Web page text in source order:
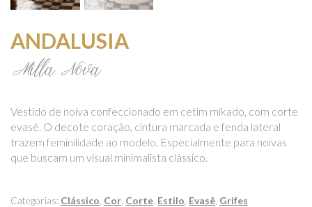
ANDALUSIA
Milla Nova
Vestido de noiva confeccionado em cetim mikado, com corte
evasê. O decote coração, cintura marcada e fenda lateral
trazem feminilidade ao modelo. Especialmente para noivas
que buscam um visual minimalista clássico.
Categorias: Clássico Cor Corte Estilo Evasê Grifes